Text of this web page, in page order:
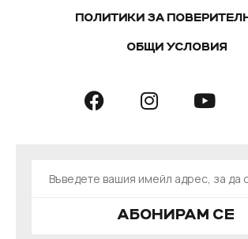
ПОЛИТИКИ ЗА
ОБЩИ УСЛОВИЯ
АБОНИРАМ СЕ